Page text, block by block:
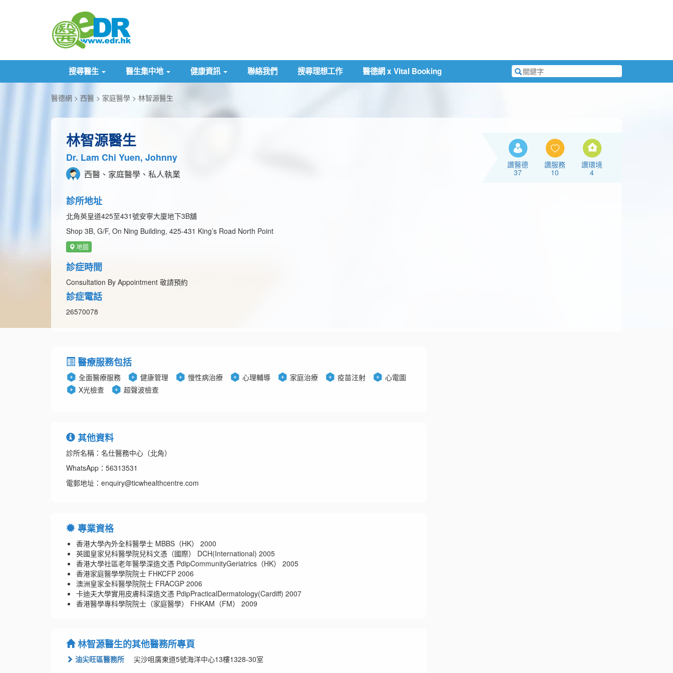
搜尋醫生 醫生集中地 健康資訊 聯絡我們 搜尋理想工作 醫德網 x Vital Booking
搜
尋
醫德網 西醫 家庭醫學 林智源醫生
林智源醫生
Dr. Lam Chi Yuen, Johnny
西醫、家庭醫學、私人執業
診所地址
北角英皇道425至431號安寧大廈地下3B舖
Shop 3B, G/F, On Ning Building, 425-431 King’s Road North Point
地圖
診症時間
Consultation By Appointment 敬請預約
診症電話
26570078
讚醫德
37
讚服務
10
讚環境
4
醫療服務包括
全面醫療服務 健康管理 慢性病治療 心理輔導 家庭治療 疫苗注射
心電圖
X光檢查
超聲波檢查
其他資料
診所名稱：名仕醫務中心（北角）
WhatsApp：56313531
電郵地址：enquiry@ticwhealthcentre.com
專業資格
香港大學內外全科醫學士 MBBS（HK） 2000
英國皇家兒科醫學院兒科文憑（國際） DCH(International) 2005
香港大學社區老年醫學深造文憑 PdipCommunityGeriatrics（HK） 2005
香港家庭醫學學院院士 FHKCFP 2006
澳洲皇家全科醫學院院士 FRACGP 2006
卡迪夫大學實用皮膚科深造文憑 PdipPracticalDermatology(Cardiff) 2007
香港醫學專科學院院士（家庭醫學） FHKAM（FM） 2009
林智源醫生的其他醫務所專頁
油尖旺區醫務所 尖沙咀廣東道5號海洋中心13樓1328-30室